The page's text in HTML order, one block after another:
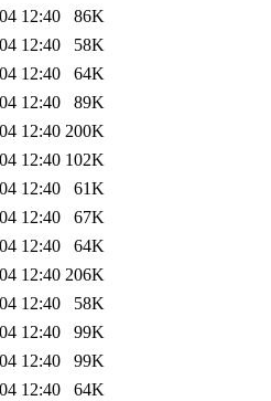
12:40
86K
12:40
58K
12:40
64K
12:40
89K
12:40 200K
12:40 102K
12:40
61K
12:40
67K
12:40
64K
12:40 206K
12:40
58K
12:40
99K
12:40
99K
12:40
64K